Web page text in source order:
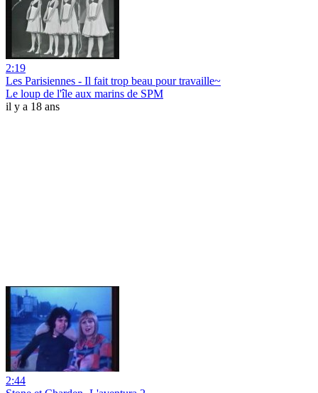
2:19
Les Parisiennes - Il fait trop beau pour travaille~
Le loup de l'île aux marins de SPM
il y a 18 ans
2:44